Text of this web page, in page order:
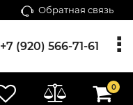
Обратная связь
+7 (920) 566-71-61
0